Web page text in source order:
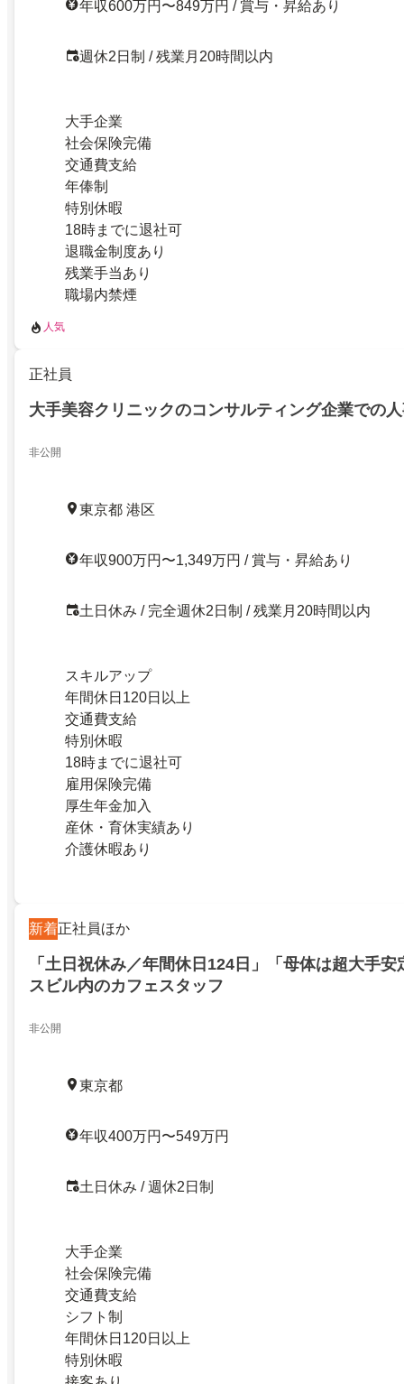
年収600万円〜849万円 / 賞与・昇給あり
週休2日制 / 残業月20時間以内
大手企業
社会保険完備
交通費支給
年俸制
特別休暇
18時までに退社可
退職金制度あり
残業手当あり
職場内禁煙
人気
正社員
大手美容クリニックのコンサルティング企業での
非公開
東京都 港区
年収900万円〜1,349万円 / 賞与・昇給あり
土日休み / 完全週休2日制 / 残業月20時間以内
スキルアップ
年間休日120日以上
交通費支給
特別休暇
18時までに退社可
雇用保険完備
厚生年金加入
産休・育休実績あり
介護休暇あり
新着正社員ほか
「土日祝休み／年間休日124日」「母体は超大手
スビル内のカフェスタッフ
非公開
東京都
年収400万円〜549万円
土日休み / 週休2日制
大手企業
社会保険完備
交通費支給
シフト制
年間休日120日以上
特別休暇